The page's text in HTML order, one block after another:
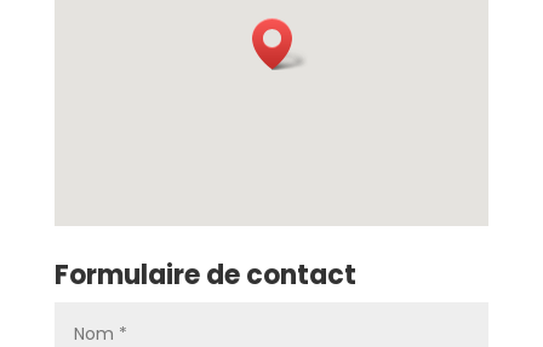
Formulaire de contact